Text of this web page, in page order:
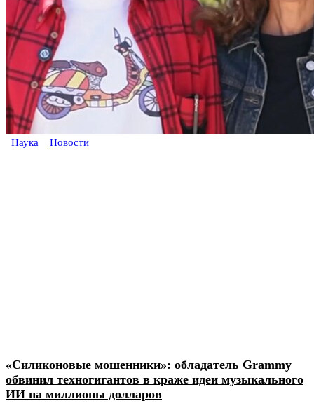
Наука Новости
«Силиконовые мошенники»: обладатель Grammy
обвинил техногигантов в краже идеи музыкального
ИИ на миллионы долларов